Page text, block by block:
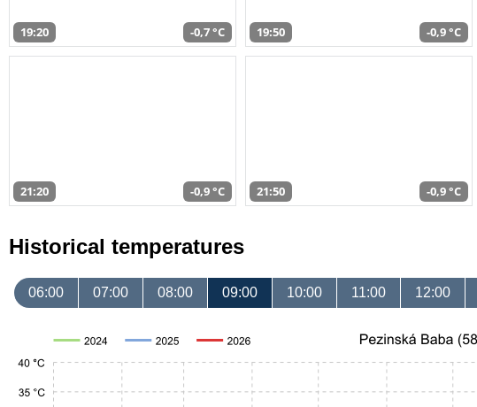
19:20 -0,7 °C 19:50 -0,9 °C
21:20 -0,9 °C 21:50 -0,9 °C
Historical temperatures
06:00 07:00 08:00 09:00 10:00 11:00 12:00